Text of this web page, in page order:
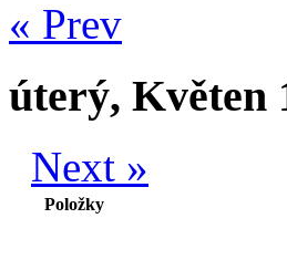
« Prev
úterý, Květen
Next »
Položky